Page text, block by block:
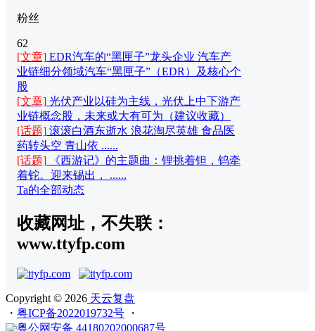
粉丝
62
[文章] EDR汽车的“黑匣子”龙头企业 汽车产
业链细分领域汽车“黑匣子”（EDR）及核心个
股
[文章] 光伏产业以硅为主线，光伏上中下游产
业链概念股，未来或大有可为（建议收藏）
[话题] 滚滚白酒东逝水 浪花淘尽英雄 食品医
药转头空 青山依 ......
[话题] 《西游记》的主题曲：锂挑着钽，钨牵
着铊。迎来锡出， ......
Ta的全部动态
收藏网址，不失联：
www.ttyfp.com
Copyright © 2026 天云复盘
・ 粤ICP备2022019732号
・
粤公网安备 44180202000687号